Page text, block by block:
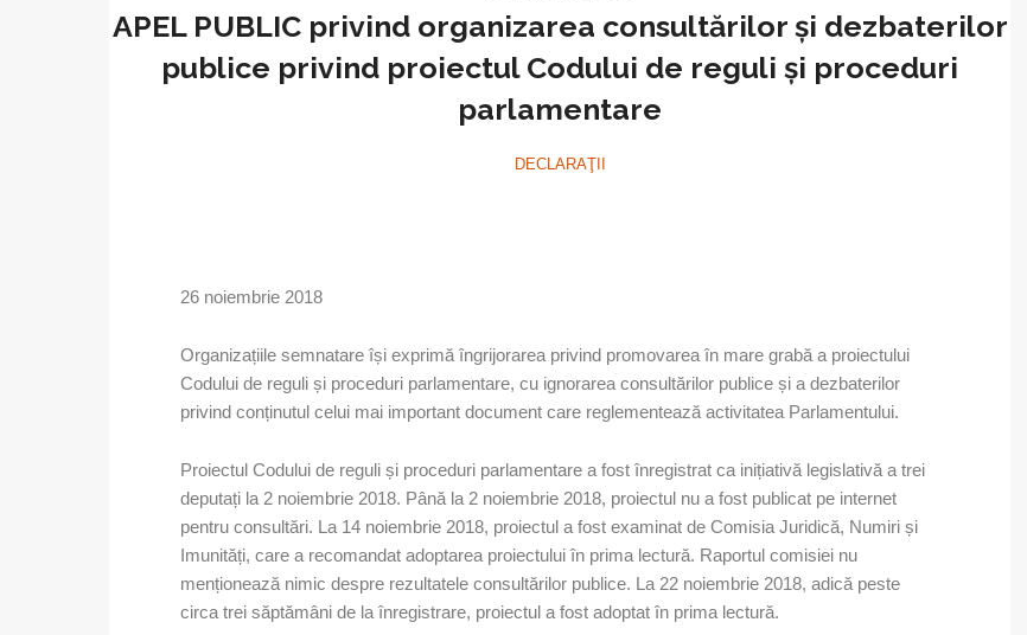
APEL PUBLIC privind organizarea consultărilor și dezbaterilor
publice privind proiectul Codului de reguli și proceduri
parlamentare
DECLARAŢII
26 noiembrie 2018
Organizațiile semnatare își exprimă îngrijorarea privind promovarea în mare grabă a proiectului
Codului de reguli și proceduri parlamentare, cu ignorarea consultărilor publice și a dezbaterilor
privind conținutul celui mai important document care reglementează activitatea Parlamentului.
Proiectul Codului de reguli și proceduri parlamentare a fost înregistrat ca inițiativă legislativă a trei
deputați la 2 noiembrie 2018. Până la 2 noiembrie 2018, proiectul nu a fost publicat pe internet
pentru consultări. La 14 noiembrie 2018, proiectul a fost examinat de Comisia Juridică, Numiri și
Imunități, care a recomandat adoptarea proiectului în prima lectură. Raportul comisiei nu
menționează nimic despre rezultatele consultărilor publice. La 22 noiembrie 2018, adică peste
circa trei săptămâni de la înregistrare, proiectul a fost adoptat în prima lectură.